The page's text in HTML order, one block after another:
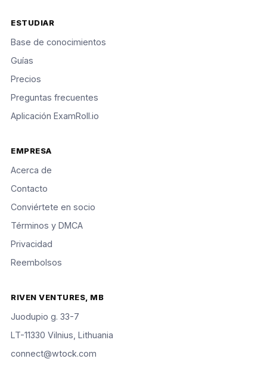
ESTUDIAR
Base de conocimientos
Guías
Precios
Preguntas frecuentes
Aplicación ExamRoll.io
EMPRESA
Acerca de
Contacto
Conviértete en socio
Términos y DMCA
Privacidad
Reembolsos
RIVEN VENTURES, MB
Juodupio g. 33-7
LT-11330 Vilnius, Lithuania
connect@wtock.com